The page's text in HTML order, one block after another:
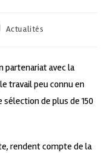
Actualités
partenariat avec la
travail peu connu en
sélection de plus de 150
rendent compte de la